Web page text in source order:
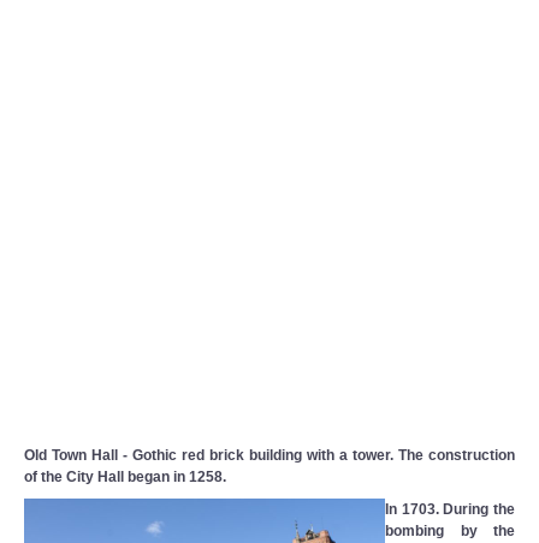
Old Town Hall - Gothic red brick building with a tower. The construction
of the City Hall began in 1258.
In 1703. During the
bombing
by the